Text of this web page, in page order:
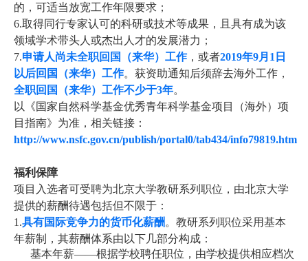
的，可适当放宽工作年限要求；
6.取得同行专家认可的科研或技术等成果，且具有成为该
领域学术带头人或杰出人才的发展潜力；
7.申请人尚未全职回国（来华）工作，或者2019年9月 1 日
以后回国（来华）工作。获资助通知后须辞去海外工作 ，
全职回国（来华）工作不少于3年。
以《国家自然科学基金优秀青年科学基金项目（海外）项
目指南》为准，相关链接：
http://www.nsfc.gov.cn/publish/portal0/tab434/info79819.htm
福利保障
项目入选者可受聘为北京大学教研系列职位，由北京大学
提供的薪酬待遇包括但不限于：
1.具有国际竞争力的货币化薪酬 。教研系列职位采用基本
年薪制，其薪酬体系由以下几部分构成：
基本年薪——根据学校聘任职位，由学校提供相应档次